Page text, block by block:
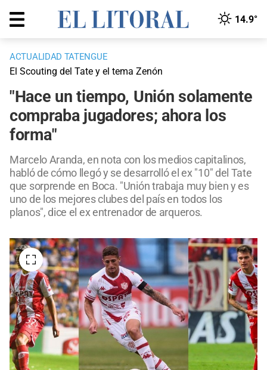
14.9°
ACTUALIDAD TATENGUE
El Scouting del Tate y el tema Zenón
"Hace un tiempo, Unión solamente
compraba jugadores; ahora los
forma"
Marcelo Aranda, en nota con los medios capitalinos,
habló de cómo llegó y se desarrolló el ex "10" del Tate
que sorprende en Boca. "Unión trabaja muy bien y es
uno de los mejores clubes del país en todos los
planos", dice el ex entrenador de arqueros.